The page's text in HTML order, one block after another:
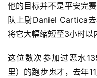
他的目标并不是平安完
队上尉Daniel Cartica
将它大幅缩短至3小时以
这位数次参加过恶水
里）的跑步鬼才，去年